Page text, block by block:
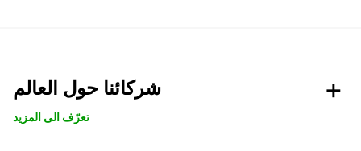
شركائنا حول العالم
تعرّف الى المزيد